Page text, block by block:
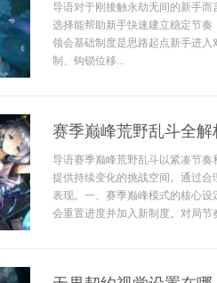
导语对于刚接触永劫无间的新手
选择能帮助新手快速建立稳定节
领会基础制度是思路起点新手进
制、钩锁位移...
赛季巅峰荒野乱斗全解
导语赛季巅峰荒野乱斗以紧凑节
提供持续变化的挑战空间。通过
表现。一、赛季巅峰模式的核心
会重置进度并加入新制度。对局